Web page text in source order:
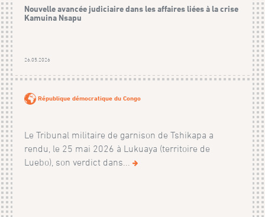
Nouvelle avancée judiciaire dans les affaires liées à la crise
Kamuina Nsapu
26.05.2026
République démocratique du Congo
Le Tribunal militaire de garnison de Tshikapa a
rendu, le 25 mai 2026 à Lukuaya (territoire de
Luebo), son verdict dans...